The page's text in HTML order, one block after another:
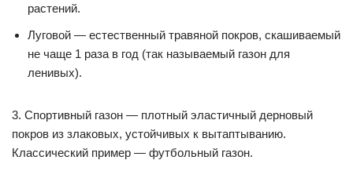
растений.
Луговой — естественный травяной покров, скашиваемый
не чаще 1 раза в год (так называемый газон для
ленивых).
3. Спортивный газон — плотный эластичный дерновый
покров из злаковых, устойчивых к вытаптыванию.
Классический пример — футбольный газон.